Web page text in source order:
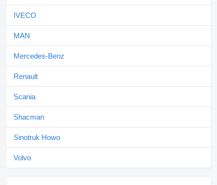
IVECO
MAN
Mercedes-Benz
Renault
Scania
Shacman
Sinotruk Howo
Volvo